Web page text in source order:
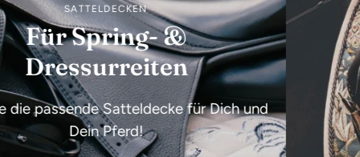
AUS LIEBE ZU PFERDEN
Vive le style!
Hochwertige Satteldecken